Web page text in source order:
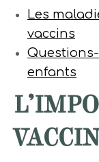
Les
vaccins
enfants